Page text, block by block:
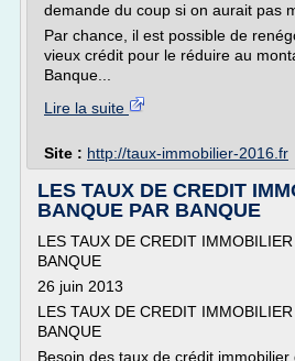
demande du coup si on aurait pas
Par chance, il est possible de
vieux crédit pour le réduire au
Banque...
Lire la suite
Site : http://taux-immobilier-2016.fr
LES TAUX DE CREDIT
BANQUE PAR BANQUE
LES TAUX DE CREDIT
BANQUE
26 juin 2013
LES TAUX DE CREDIT
BANQUE
Besoin des taux de crédit